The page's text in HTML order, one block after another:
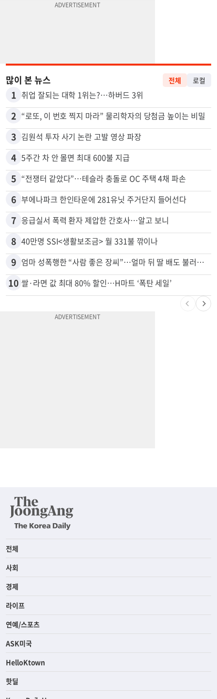
많이 본 뉴스 전체 로컬
1 취업 잘되는 대학 1위는?…하버드 3위
2 “로또, 이 번호 찍지 마라” 물리학자의 당첨금 높이는 비밀
3 김원석 투자 사기 논란 고발 영상 파장
4 5주간 차 안 몰면 최대 600불 지급
5 “전쟁터 같았다”…테슬라 충돌로 OC 주택 4채 파손
6 부에나파크 한인타운에 281유닛 주거단지 들어선다
7 응급실서 폭력 환자 제압한 간호사…알고 보니
8 40만명 SSI<생활보조금> 월 331불 깎이나
9 엄마 성폭행한 “사람 좋은 장씨”…얼마 뒤 딸 배도 불러왔다
10 쌀·라면 값 최대 80% 할인…H마트 ‘폭탄 세일’
전체
사회
경제
라이프
연예/스포츠
ASK미국
HelloKtown
핫딜